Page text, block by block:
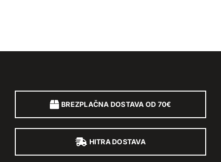
BREZPLAČNA DOSTAVA OD 70€
HITRA DOSTAVA